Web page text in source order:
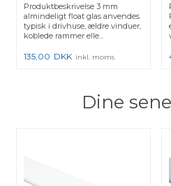
Produktbeskrivelse 3 mm
almindeligt float glas anvendes
typisk i drivhuse, ældre vinduer,
koblede rammer elle...
135,00 DKK inkl. moms
Dine